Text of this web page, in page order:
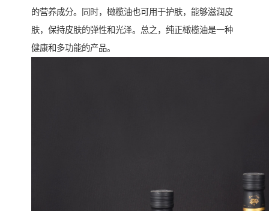
的营养成分。同时，橄榄油也可用于护肤，能够滋润皮
肤，保持皮肤的弹性和光泽。总之，纯正橄榄油是一种
健康和多功能的产品。